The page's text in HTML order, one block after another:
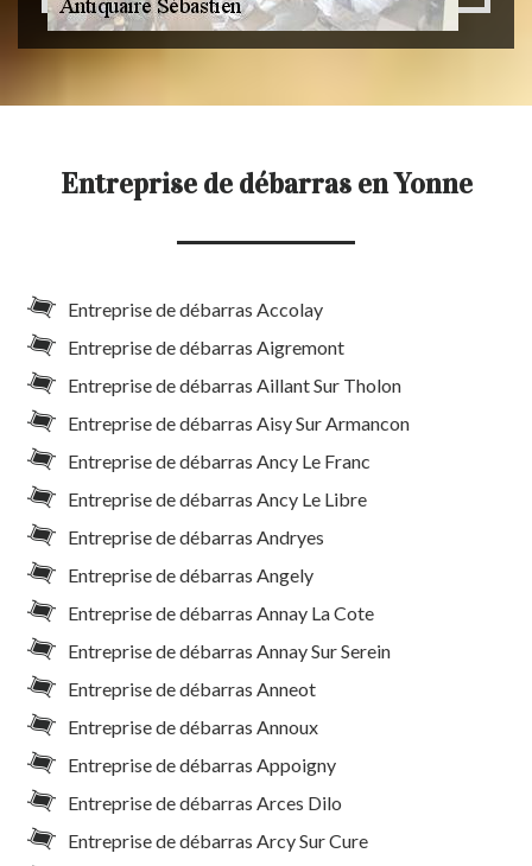
Entreprise de débarras en Yonne
Entreprise de débarras Accolay
Entreprise de débarras Aigremont
Entreprise de débarras Aillant Sur Tholon
Entreprise de débarras Aisy Sur Armancon
Entreprise de débarras Ancy Le Franc
Entreprise de débarras Ancy Le Libre
Entreprise de débarras Andryes
Entreprise de débarras Angely
Entreprise de débarras Annay La Cote
Entreprise de débarras Annay Sur Serein
Entreprise de débarras Anneot
Entreprise de débarras Annoux
Entreprise de débarras Appoigny
Entreprise de débarras Arces Dilo
Entreprise de débarras Arcy Sur Cure